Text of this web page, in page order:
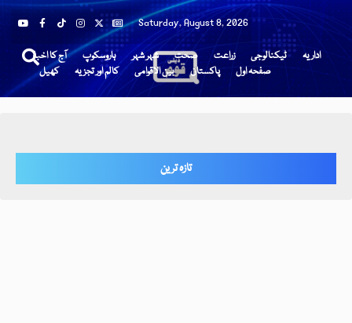
Saturday, August 8, 2026
آج کا اخبار ہاروسکوپ شہر شہر صحت زراعت ٹیکنالوجی
اداریہ
کھیل
کالم اور تجزیہ بین الاقوامی پاکستان صفحہ اول
تازہ ترین